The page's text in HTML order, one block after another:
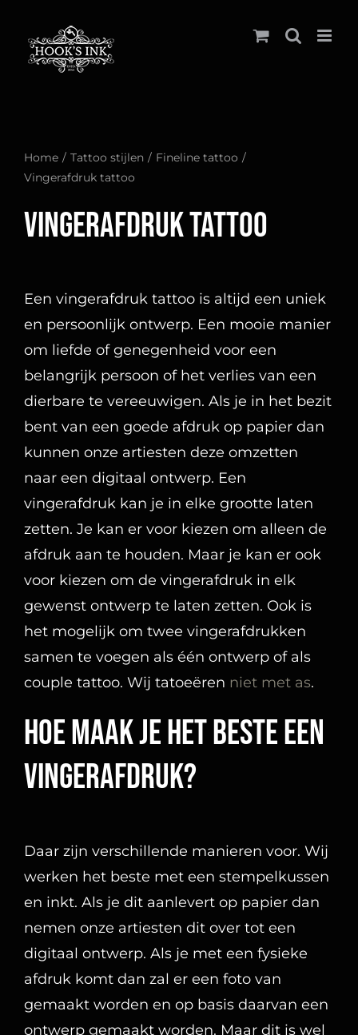
naar
inhoud
Home Tattoo stijlen
Fineline tattoo
Vingerafdruk tattoo
Vingerafdruk tattoo
en persoonlijk ontwerp. Een mooie manier
om liefde of genegenheid voor een
belangrijk persoon of het verlies van een
dierbare te vereeuwigen. Als je in het bezit
bent van een goede afdruk op papier dan
kunnen onze artiesten deze omzetten
naar een digitaal ontwerp. Een
vingerafdruk kan je in elke grootte laten
zetten. Je kan er voor kiezen om alleen de
afdruk aan te houden. Maar je kan er ook
voor kiezen om de vingerafdruk in elk
gewenst ontwerp te laten zetten. Ook is
het mogelijk om twee vingerafdrukken
samen te voegen als één ontwerp of als
couple tattoo. Wij tatoeërenniet met as
Hoe maak je het beste een vingerafdruk?
Daar zijn verschillende manieren voor. Wij
werken het beste met een stempelkussen
digitaal ontwerp. Als je met een fysieke
afdruk komt dan zal er een foto van
gemaakt worden en op basis daarvan een
ontwerp gemaakt worden. Maar dit is wel
minder accuraat dan een inktprint in
verband met de details.
De grootte van de vingerafdruk